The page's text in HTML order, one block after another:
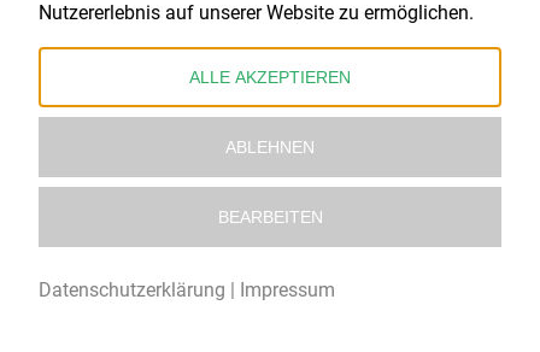
Gefördert durch:
Nutzererlebnis auf unserer Website zu ermöglichen.
ALLE AKZEPTIEREN
ABLEHNEN
BEARBEITEN
Datenschutzerklärung | Impressum